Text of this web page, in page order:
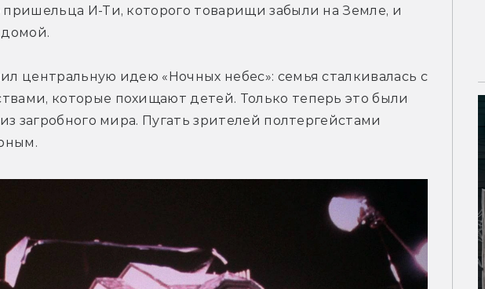
И-Ти, которого товарищи забыли на Земле, и
центральную идею «Ночных небес»: семья сталкивалась с
которые похищают детей. Только теперь это были
загробного мира. Пугать зрителей полтергейстами